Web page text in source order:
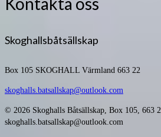
Skoghallsbåtsällskap
Box 105 SKOGHALL Värmland 663 22
skoghalls.batsallskap@outlook.com
© 2026 Skoghalls Båtsällskap, Box 105, 663
skoghalls.batsallskap@outlook.com